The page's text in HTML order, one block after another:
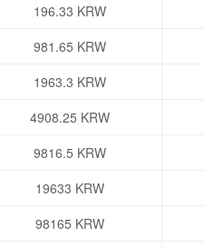
196.33 KRW
981.65 KRW
1963.3 KRW
4908.25 KRW
9816.5 KRW
19633 KRW
98165 KRW